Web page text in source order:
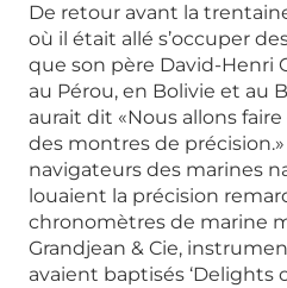
De retour avant la
où il était allé s’occuper
que son père David-Henri
au Pérou, en Bolivie et au
aurait dit «Nous allons
des montres de précision.»
navigateurs des marines
louaient la précision
chronomètres de marine
Grandjean & Cie,
avaient baptisés ‘Delights